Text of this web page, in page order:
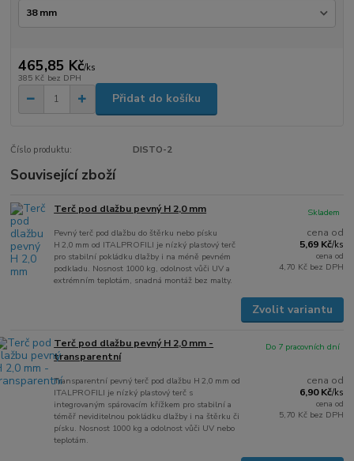
465,85 Kč/ks
385 Kč bez DPH
Přidat do košíku
Číslo produktu: DISTO-2
Související zboží
Terč pod dlažbu pevný H 2,0 mm
Pevný terč pod dlažbu do štěrku nebo písku
H 2,0 mm od ITALPROFILI je nízký plastový terč
pro stabilní pokládku dlažby i na méně pevném
podkladu. Nosnost 1000 kg, odolnost vůči UV a
extrémním teplotám, snadná montáž bez malty.
cena od
5,69 Kč/ks
cena od
4,70 Kč bez DPH
Skladem
Zvolit variantu
Terč pod dlažbu pevný H 2,0 mm -
transparentní
Transparentní pevný terč pod dlažbu H 2,0 mm od
ITALPROFILI je nízký plastový terč s
integrovaným spárovacím křížkem pro stabilní a
téměř neviditelnou pokládku dlažby i na štěrku či
písku. Nosnost 1000 kg a odolnost vůči UV nebo
teplotám.
cena od
6,90 Kč/ks
cena od
5,70 Kč bez DPH
Do 7 pracovních dní